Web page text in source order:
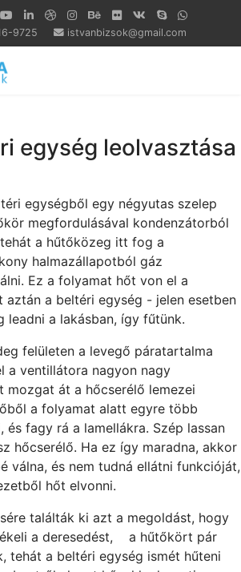
9725 istvanbizsok@gmail.com
egység leolvasztása
egységből egy négyutas szelep
megfordulásával kondenzátorból
a hűtőközeg itt fog a
halmazállapotból gáz
Ez a folyamat hőt von el a
aztán a beltéri egység - jelen esetben
leadni a lakásban, így fűtünk.
felületen a levegő páratartalma
a ventillátora nagyon nagy
mozgat át a hőcserélő lemezei
a folyamat alatt egyre több
fagy rá a lamellákra. Szép lassan
hőcserélő. Ha ez így maradna, akkor
válna, és nem tudná ellátni funkcióját,
hőt elvonni.
találták ki azt a megoldást, hogy
a deresedést, a hűtőkört pár
tehát a beltéri egység ismét hűteni